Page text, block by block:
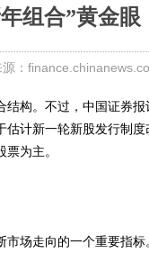
组合”黄金眼
：
构。不过，中国证券报
计新一轮新股发行制
为主。
场走向的一个重要指标